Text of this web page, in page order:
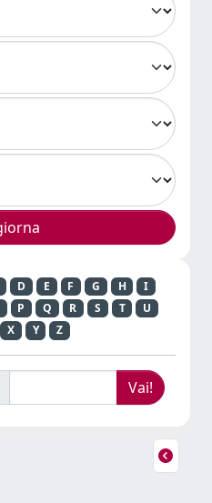
D E F G H
I
P Q R S T
U
X Y Z